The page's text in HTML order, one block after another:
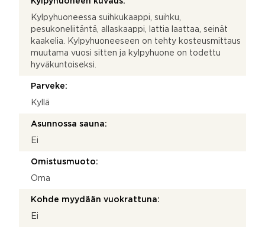
Kylpyhuoneessa suihkukaappi, suihku,
pesukoneliitäntä, allaskaappi, lattia laattaa, seinät
kaakelia. Kylpyhuoneeseen on tehty kosteusmittaus
muutama vuosi sitten ja kylpyhuone on todettu
hyväkuntoiseksi.
Parveke:
Kyllä
Asunnossa sauna:
Ei
Omistusmuoto:
Oma
Kohde myydään vuokrattuna:
Ei